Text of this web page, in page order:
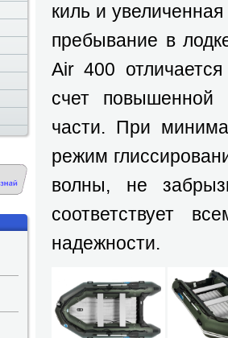
киль и
пребывание в
Air 400
счет повышенной
части. При
режим
волны, не
соответствует
надежности.